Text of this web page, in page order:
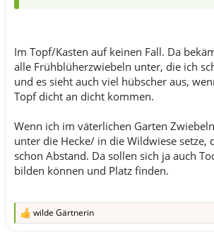
Im Topf/Kasten auf keinen Fall. Da
alle Frühblüherzwiebeln unter, die ich
und es sieht auch viel hübscher aus,
Topf dicht an dicht kommen.
Wenn ich im väterlichen Garten
unter die Hecke/ in die Wildwiese setze,
schon Abstand. Da sollen sich ja auch
bilden können und Platz finden.
R
wilde Gärtnerin